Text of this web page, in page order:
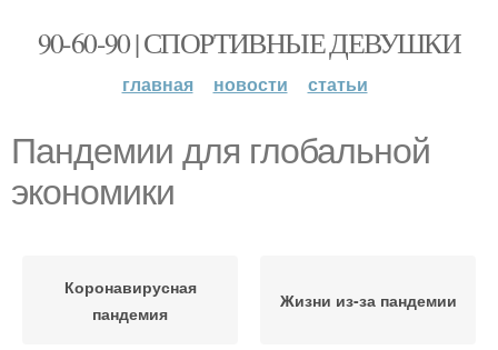
90-60-90 | СПОРТИВНЫЕ ДЕВУШКИ
главная новости статьи
Пандемии для глобальной
экономики
Коронавирусная
пандемия
Жизни из-за пандемии